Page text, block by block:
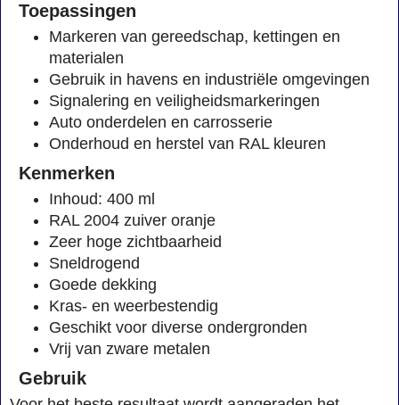
Toepassingen
Markeren van gereedschap, kettingen en
materialen
Gebruik in havens en industriële omgevingen
Signalering en veiligheidsmarkeringen
Auto onderdelen en carrosserie
Onderhoud en herstel van RAL kleuren
Kenmerken
Inhoud: 400 ml
RAL 2004 zuiver oranje
Zeer hoge zichtbaarheid
Sneldrogend
Goede dekking
Kras- en weerbestendig
Geschikt voor diverse ondergronden
Vrij van zware metalen
Gebruik